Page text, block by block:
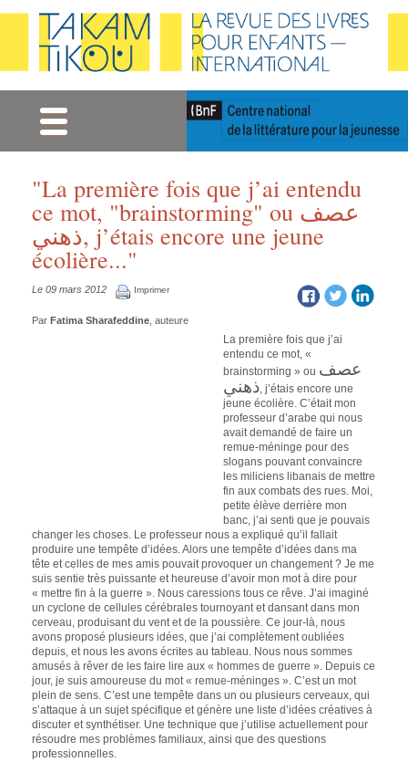
"La première fois que j’ai entendu
ce mot, "brainstorming" ou عصف
ذهني, j’étais encore une jeune
écolière..."
Le 09 mars 2012 Imprimer
Par Fatima Sharafeddine , auteure
La première fois que j’ai
entendu ce mot, «
brainstorming » ou عصف
ذهني, j’étais encore une
jeune écolière. C’était mon
professeur d’arabe qui nous
avait demandé de faire un
remue-méninge pour des
slogans pouvant convaincre
les miliciens libanais de mettre
fin aux combats des rues. Moi,
petite élève derrière mon
banc, j’ai senti que je pouvais
changer les choses. Le professeur nous a expliqué qu’il fallait
produire une tempête d’idées. Alors une tempête d’idées dans ma
tête et celles de mes amis pouvait provoquer un changement ? Je me
suis sentie très puissante et heureuse d’avoir mon mot à dire pour
« mettre fin à la guerre ». Nous caressions tous ce rêve. J’ai imaginé
un cyclone de cellules cérébrales tournoyant et dansant dans mon
cerveau, produisant du vent et de la poussière. Ce jour-là, nous
avons proposé plusieurs idées, que j’ai complètement oubliées
depuis, et nous les avons écrites au tableau. Nous nous sommes
amusés à rêver de les faire lire aux « hommes de guerre ». Depuis ce
jour, je suis amoureuse du mot « remue-méninges ». C’est un mot
plein de sens. C’est une tempête dans un ou plusieurs cerveaux, qui
s’attaque à un sujet spécifique et génère une liste d’idées créatives à
discuter et synthétiser. Une technique que j’utilise actuellement pour
résoudre mes problèmes familiaux, ainsi que des questions
professionnelles.